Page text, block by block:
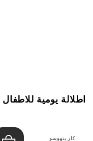
اطلالة يومية للاطفال
كارينهوسو